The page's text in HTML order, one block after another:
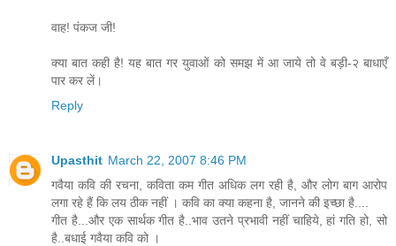
वाह! पंकज जी!
क्या बात कही है! यह बात गर युवाओं को समझ में आ जाये तो वे बड़ी-२ बाधाएँ
पार कर लें।
Reply
Upasthit March 22, 2007 8:46 PM
गवैया कवि की रचना, कविता कम गीत अधिक लग रही है, और लोग बाग आरोप
लगा रहे हैं कि लय ठीक नहीं । कवि का क्या कहना है, जानने की इच्छा है....
गीत है...और एक सार्थक गीत है..भाव उतने प्रभावी नहीं चाहिये, हां गति हो, सो
है..बधाई गवैया कवि को ।